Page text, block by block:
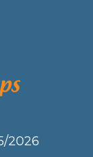
2026